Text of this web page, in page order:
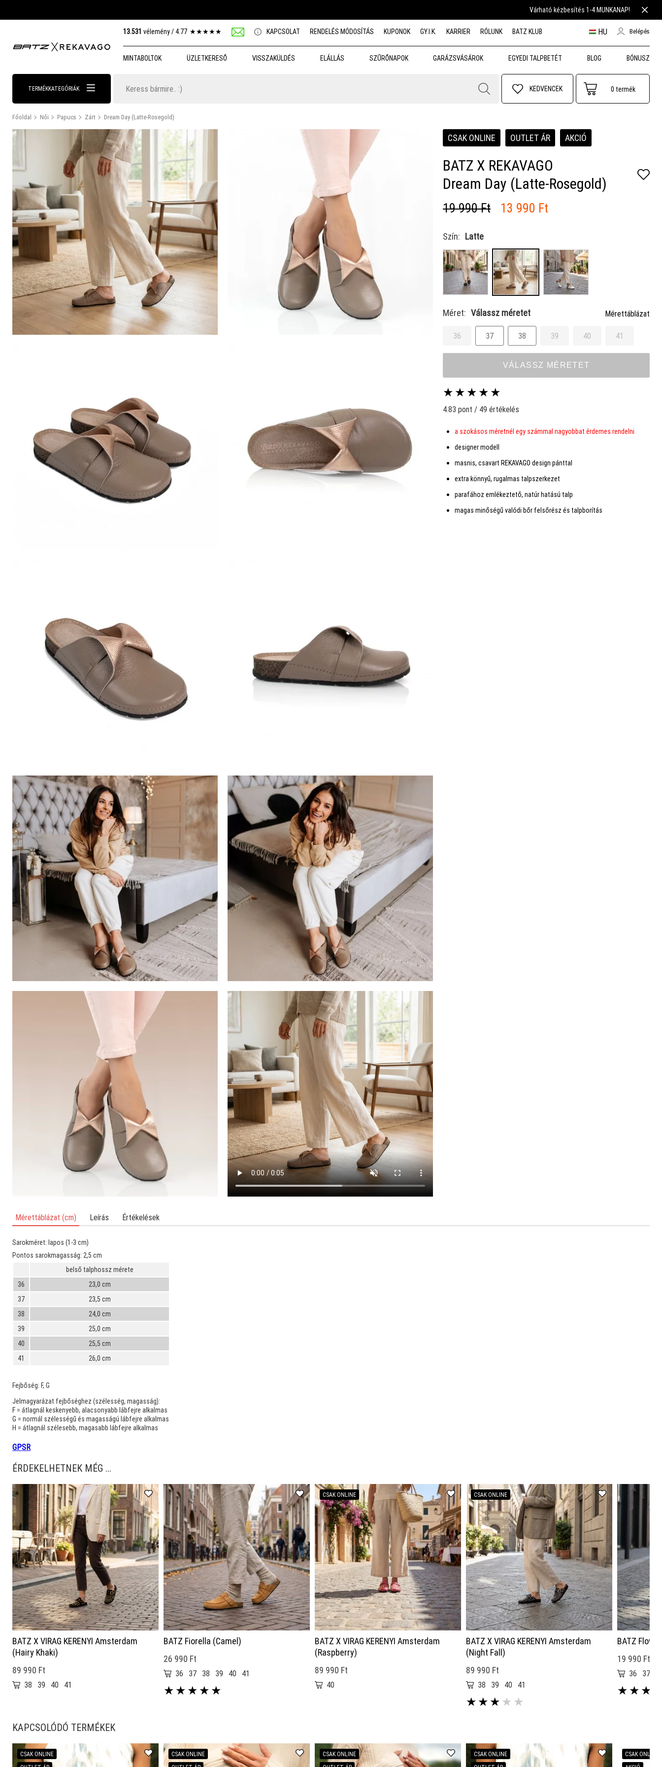
Várható kézbesítés 1-4 MUNKANAP!
13.531 vélemény / 4.77 ★★★★★ KAPCSOLAT RENDELÉS MÓDOSÍTÁS KUPONOK GY.I.K. KARRIER RÓLUNK BATZ KLUB Belépés
HU
MINTABOLTOK ÜZLETKERESŐ VISSZAKÜLDÉS ELÁLLÁS SZŰRŐNAPOK GARÁZSVÁSÁROK EGYEDI TALPBETÉT BLOG BÓNUSZ
TERMÉKKATEGÓRIÁK KEDVENCEK 0 termék
Főoldal Női Papucs Zárt Dream Day (Latte-Rosegold)
CSAK ONLINE OUTLET ÁR AKCIÓ
BATZ X REKAVAGO
Dream Day (Latte-Rosegold)
19 990 Ft 13 990 Ft
Szín: Latte
Méret: Válassz méretet Mérettáblázat
36 37 38 39 40 41
VÁLASSZ MÉRETET
★ ★ ★ ★ ★
4.83 pont / 49 értékelés
a szokásos méretnél egy számmal nagyobbat érdemes rendelni
designer modell
masnis, csavart REKAVAGO design pánttal
extra könnyű, rugalmas talpszerkezet
parafához emlékeztető, natúr hatású talp
magas minőségű valódi bőr felsőrész és talpborítás
Mérettáblázat (cm) Leírás Értékelések
Sarokméret: lapos (1-3 cm)
Pontos sarokmagasság: 2,5 cm
belső talphossz mérete
36
23,0 cm
37
23,5 cm
38
24,0 cm
39
25,0 cm
40
25,5 cm
41
26,0 cm
Fejbőség: F, G
Jelmagyarázat fejbőséghez (szélesség, magasság):
F = átlagnál keskenyebb, alacsonyabb lábfejre alkalmas
G = normál szélességű és magasságú lábfejre alkalmas
H = átlagnál szélesebb, magasabb lábfejre alkalmas
GPSR
ÉRDEKELHETNEK MÉG ...
BATZ X VIRAG KERENYI Amsterdam
(Hairy Khaki)
89 990 Ft
38 39 40 41
BATZ Fiorella (Camel)
26 990 Ft
36 37 38 39 40 41
★ ★ ★ ★ ★
CSAK ONLINE
BATZ X VIRAG KERENYI Amsterdam
(Raspberry)
89 990 Ft
40
CSAK ONLINE
BATZ X VIRAG KERENYI Amsterdam
(Night Fall)
89 990 Ft
38 39 40 41
★ ★ ★ ★ ★
BATZ
19 990 Ft
36 37
★ ★ ★
KAPCSOLÓDÓ TERMÉKEK
CSAK ONLINE
CSAK ONLINE
CSAK ONLINE
CSAK ONLINE
CSAK ONLINE